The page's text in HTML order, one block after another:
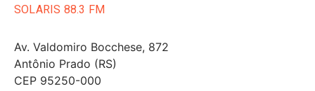
SOLARIS 88.3 FM
Av. Valdomiro Bocchese, 872
Antônio Prado (RS)
CEP 95250-000